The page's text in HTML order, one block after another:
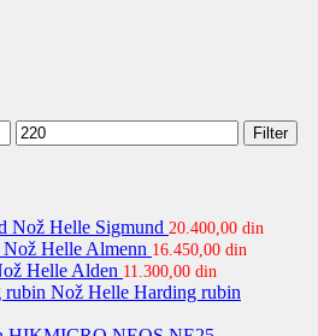
Maksimalna
cena
Filter
Nož Helle Sigmund 20.400,00 din
Nož Helle Almenn 16.450,00 din
Helle Alden 11.300,00 din
Nož Helle Harding rubin